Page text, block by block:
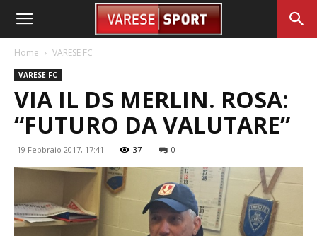
Home VARESE FC
VARESE FC
VIA IL DS MERLIN. ROSA:
“FUTURO DA VALUTARE”
19 Febbraio 2017, 17:41 37 0